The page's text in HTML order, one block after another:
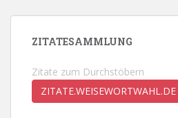
BEITRÄGE
ZITATESAMMLUNG
Zitate zum Durchstöbern
ZITATE.WEISEWORTWAHL.DE